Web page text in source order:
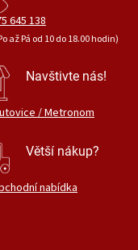
645 138
až Pá od 10 do 18.00 hodin)
Navštivte nás!
/ Metronom
Větší nákup?
nabídka